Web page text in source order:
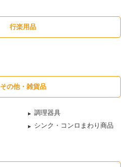
行楽用品
その他・雑貨品
調理器具
シンク・コンロまわり商品